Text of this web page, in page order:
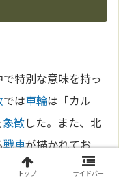
で特別な意味を持っ
では車輪は「カル
象徴した。また、北
戦車が描かれてお
あった。こうした物
トップ サイドバー